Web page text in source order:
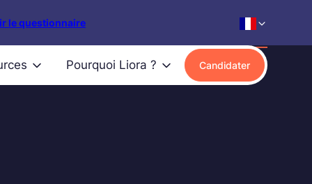
le questionnaire
Pourquoi Liora ? Candidater